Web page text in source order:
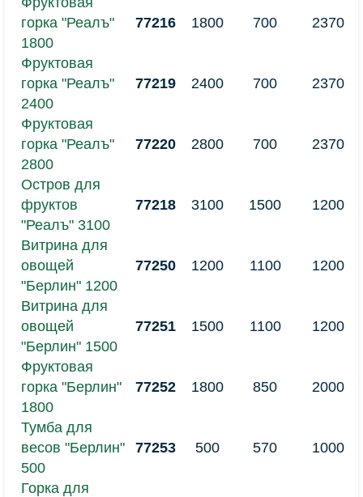
горка "Реалъ"
1800
77216 1800 700 2370
Фруктовая
горка "Реалъ"
2400
77219 2400 700 2370
Фруктовая
горка "Реалъ"
2800
77220 2800 700 2370
Остров для
фруктов
"Реалъ" 3100
77218 3100 1500 1200
Витрина для
овощей
"Берлин" 1200
77250 1200 1100 1200
Витрина для
овощей
"Берлин" 1500
77251 1500 1100 1200
Фруктовая
горка "Берлин"
1800
77252 1800 850 2000
Тумба для
весов "Берлин"
500
77253 500 570 1000
Горка для